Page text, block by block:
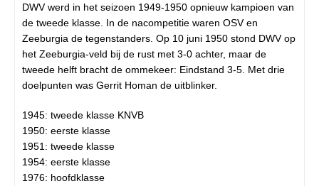
DWV werd in het seizoen 1949-1950 opnieuw kampioen van
de tweede klasse. In de nacompetitie waren OSV en
Zeeburgia de tegenstanders. Op 10 juni 1950 stond DWV op
het Zeeburgia-veld bij de rust met 3-0 achter, maar de
tweede helft bracht de ommekeer: Eindstand 3-5. Met drie
doelpunten was Gerrit Homan de uitblinker.
1945: tweede klasse KNVB
1950: eerste klasse
1951: tweede klasse
1954: eerste klasse
1976: hoofdklasse